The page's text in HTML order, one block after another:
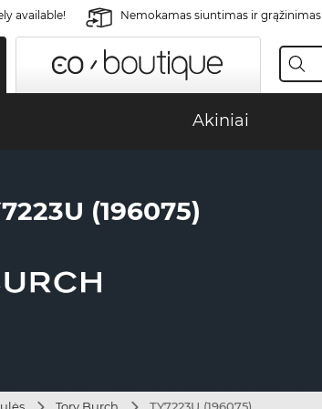
available! Nemokamas siuntimas ir grąžinimas
Akiniai
(196075)